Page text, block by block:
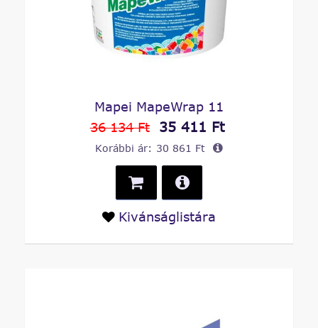
Mapei MapeWrap 11
36 134 Ft
35 411 Ft
Korábbi ár: 30 861 Ft
Kivánságlistára